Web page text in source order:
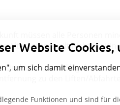
Altersgrenze gilt nicht für
zum Skigebiet zirka
Website
um sich damit
Funktionen und sind für